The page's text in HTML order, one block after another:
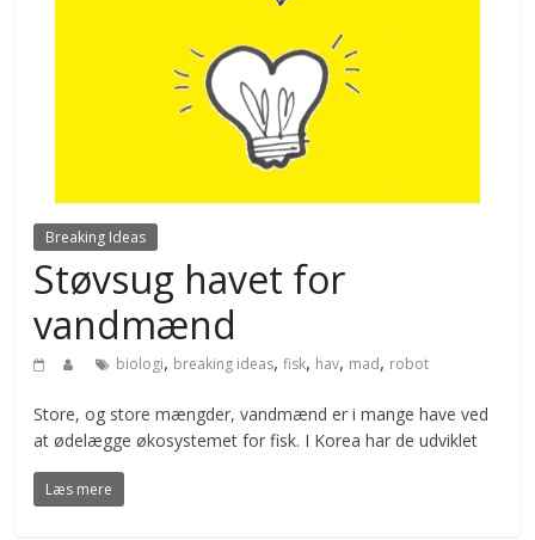
Breaking Ideas
Støvsug havet for
vandmænd
biologi, breaking ideas,fisk, hav, mad, robot
Store, og store mængder, vandmænd er i mange have ved
at ødelægge økosystemet for fisk. I Korea har de udviklet
Læs mere